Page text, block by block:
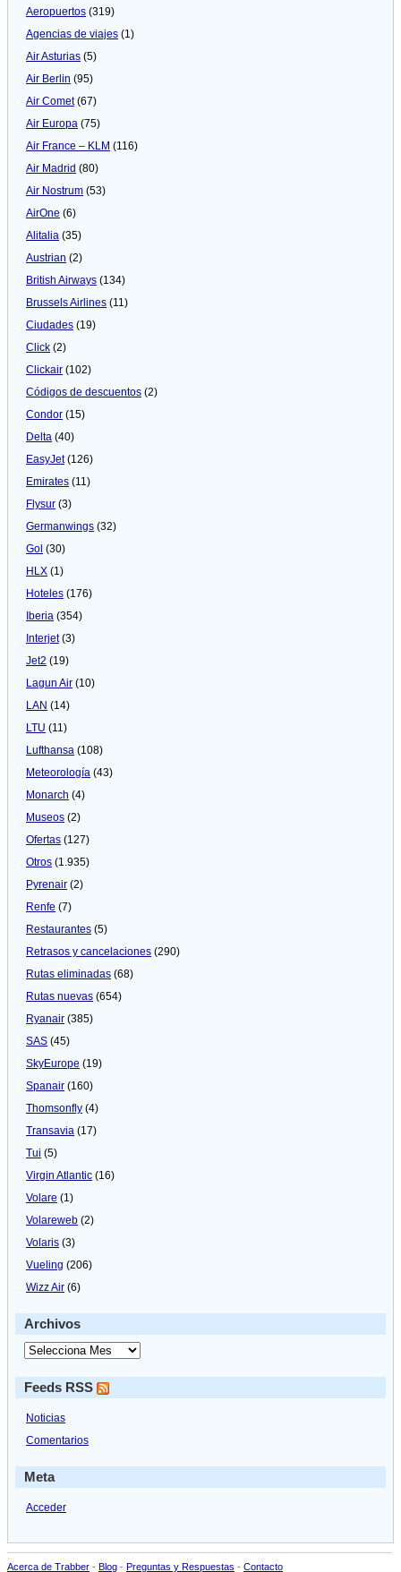
Aeropuertos (319)
Agencias de viajes (1)
Air Asturias (5)
Air Berlin (95)
Air Comet(67)
Air Europa (75)
Air France – KLM (116)
Air Madrid (80)
Air Nostrum (53)
AirOne (6)
Alitalia (35)
Austrian (2)
British Airways (134)
Brussels Airlines (11)
Ciudades (19)
Click (2)
Clickair (102)
Códigos de descuentos (2)
Condor (15)
Delta (40)
EasyJet(126)
Emirates (11)
Flysur (3)
Germanwings (32)
Gol (30)
HLX (1)
Hoteles (176)
Iberia (354)
Interjet(3)
Jet2 (19)
Lagun Air (10)
LAN (14)
LTU (11)
Lufthansa (108)
Meteorologí­a (43)
Monarch (4)
Museos (2)
Ofertas (127)
Otros (1.935)
Pyrenair (2)
Renfe (7)
Restaurantes (5)
Retrasos y cancelaciones (290)
Rutas eliminadas (68)
Rutas nuevas (654)
Ryanair (385)
SAS (45)
SkyEurope (19)
Spanair (160)
Thomsonfly (4)
Transavia (17)
Tui (5)
Virgin Atlantic (16)
Volare (1)
Volareweb (2)
Volaris (3)
Vueling (206)
Wizz Air (6)
Archivos
Feeds RSS
Noticias
Comentarios
Meta
Acceder
Acerca de Trabber - Blog - Preguntas y Respuestas - Contacto